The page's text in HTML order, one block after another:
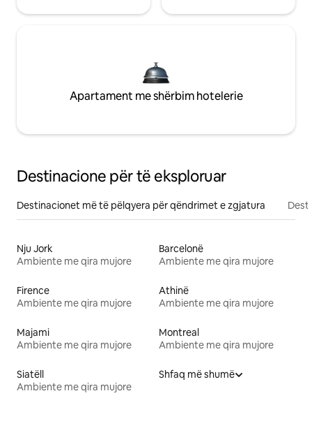
Apartament me shërbim hotelerie
Destinacione për të eksploruar
Destinacionet më të pëlqyera për qëndrimet e zgjatura
Nju Jork
Ambiente me qira mujore
Barcelonë
Ambiente me qira mujore
Firence
Ambiente me qira mujore
Athinë
Ambiente me qira mujore
Majami
Ambiente me qira mujore
Montreal
Ambiente me qira mujore
Siatëll
Ambiente me qira mujore
Shfaq më shumë